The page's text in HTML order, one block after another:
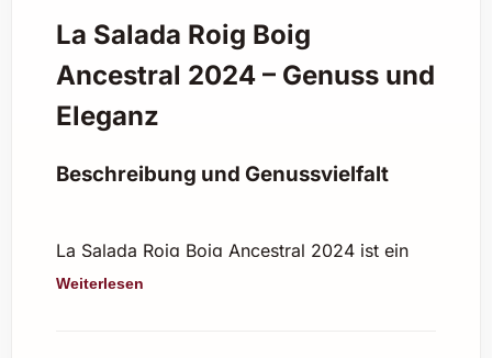
La Salada Roig Boig
Ancestral 2024 – Genuss und
Eleganz
Beschreibung und Genussvielfalt
La Salada Roig Boig Ancestral 2024 ist ein
aussergewöhnlicher Schaumwein aus
Weiterlesen